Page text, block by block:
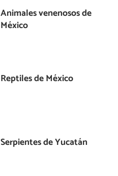
Animales venenosos de
México
Reptiles de México
Serpientes de Yucatán